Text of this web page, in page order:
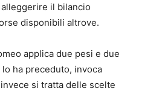
il bilancio
disponibili altrove.
applica due pesi e due
ha preceduto, invoca
si tratta delle scelte